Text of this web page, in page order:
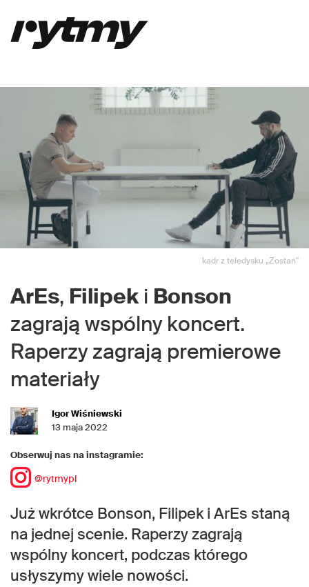
kadr z teledysku „Zostań"
ArEs, Filipeki Bonson
zagrają wspólny koncert.
Raperzy zagrają premierowe
materiały
Igor Wiśniewski
13 maja 2022
Obserwuj nas na instagramie:
@rytmypl
Już wkrótce Bonson, Filipek i ArEs staną
na jednej scenie. Raperzy zagrają
wspólny koncert, podczas którego
usłyszymy wiele nowości.